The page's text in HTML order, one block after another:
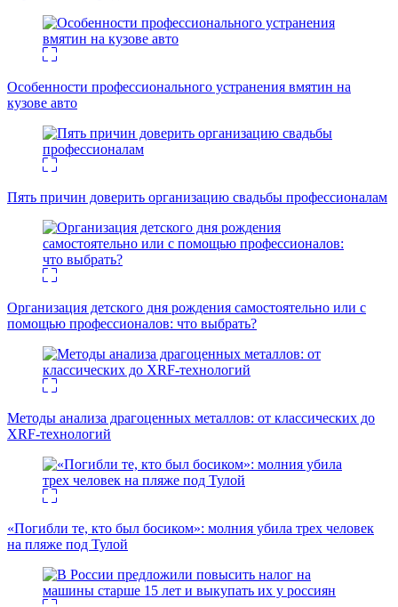
Особенности профессионального устранения вмятин на
кузове авто
Пять причин доверить организацию свадьбы профессионалам
Организация детского дня рождения самостоятельно или с
помощью профессионалов: что выбрать?
Методы анализа драгоценных металлов: от классических до
XRF-технологий
«Погибли те, кто был босиком»: молния убила трех человек
на пляже под Тулой